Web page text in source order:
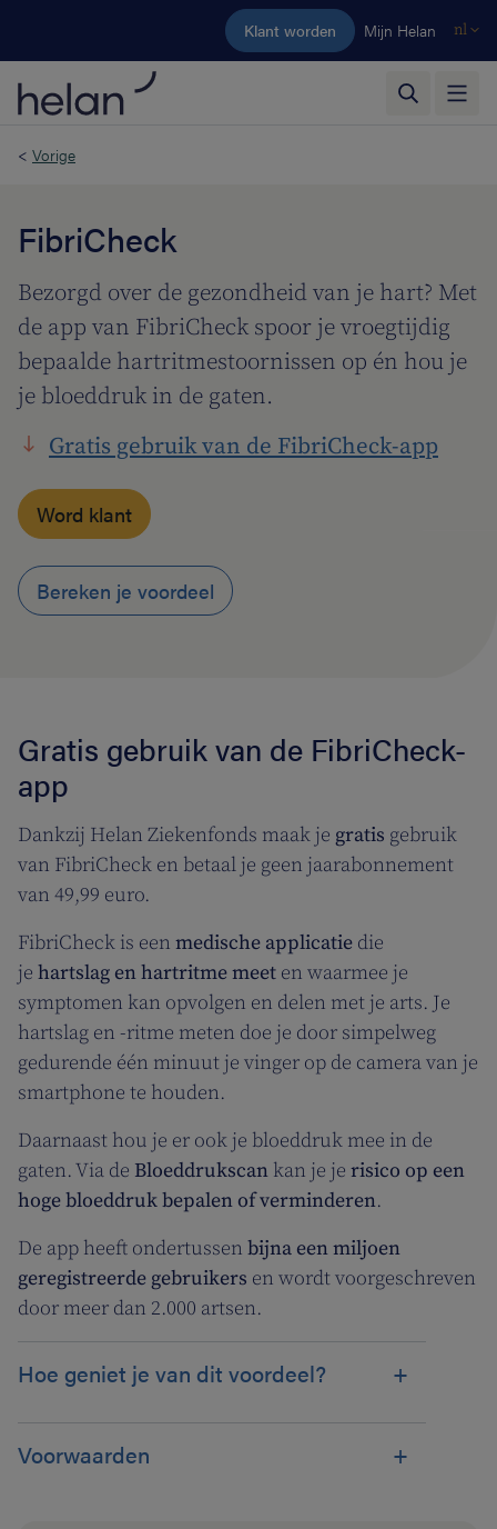
Ga naar de hoofdinhoud
Klant worden Mijn Helan nl
< Vorige
FibriCheck
Bezorgd over de gezondheid van je hart? Met
de app van FibriCheck spoor je vroegtijdig
bepaalde hartritmestoornissen op én hou je
je bloeddruk in de gaten.
Gratis gebruik van de FibriCheck-app
Word klant
Bereken je voordeel
Gratis gebruik van de FibriCheck-
app
Dankzij Helan Ziekenfonds maak je gratis gebruik
van FibriCheck en betaal je geen jaarabonnement
van 49,99 euro.
FibriCheck is een medische applicatie die
je hartslag en hartritme meet en waarmee je
symptomen kan opvolgen en delen met je arts. Je
hartslag en -ritme meten doe je door simpelweg
gedurende één minuut je vinger op de camera van je
smartphone te houden.
Daarnaast hou je er ook je bloeddruk mee in de
gaten. Via de Bloeddrukscan kan je je risico op een
hoge bloeddruk bepalen of verminderen.
De app heeft ondertussen bijna een miljoen
geregistreerde gebruikers en wordt voorgeschreven
door meer dan 2.000 artsen.
Hoe geniet je van dit voordeel?
Voorwaarden